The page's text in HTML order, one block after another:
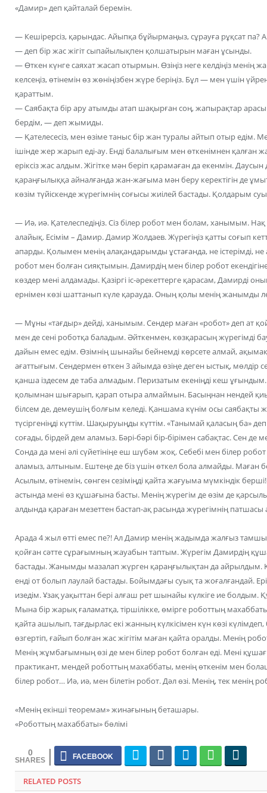
«Дамир» деп қайталай беремін.
— Кешірерсіз, қарындас. Айыпқа бұйырмаңыз, сұрауға рұқсат
— деп бір жас жігіт сыпайылықпен қолшатырын маған ұсынды.
— Өткен күнге саяхат жасап отырмын. Өзіңіз неге келдіңіз менің
келсеңіз, өтінемін өз жөніңізбен жүре беріңіз. Бұл — мен үшін
қараттым.
— Саябақта бір ару атымды атап шақырған соң, жапырақтар
бердім, — деп жымиды.
— Қателесесіз, мен өзіме таныс бір жан туралы айтып отыр едім.
ішінде жер жарып еді-ау. Енді балалығым мен өткенімнен қалған
еріксіз жас алдым. Жігітке мән беріп қарамаған да екенмін.
қараңғылыққа айналғанда жан-жағыма мән беру керектігін де
көзім түйіскенде жүрегімнің соғысы жиілей бастады. Қолдарым
— Иә, иә. Қателеспедіңіз. Сіз білер робот мен болам, ханымым.
алайық. Есімім – Дамир. Дамир Жолдаев. Жүрегіңіз қатты соғып
апарды. Қолымен менің алақандарымды ұстағанда, не істерімді,
робот мен болған сияқтымын. Дамирдің мен білер робот
көздер мені алдамады. Қазіргі іс-әрекеттерге қарасам, Дамирді
ернімен көзі шаттанып күле қарауда. Оның қолы менің жанымды
— Мұны «тағдыр» дейді, ханымым. Сендер маған «робот» деп ат
мен де сені роботқа баладым. Әйткенмен, көзқарасың жүрегімді
дайын емес едім. Өзімнің шынайы бейнемді көрсете алмай,
ағаттығым. Сендермен өткен 3 айымда өзіңе деген ыстық, мөлдір
қанша іздесем де таба алмадым. Перизатым екеніңді кеш
қолымнан шығарып, қарап отыра алмаймын. Басыңнан нендей
білсем де, демеушің болғым келеді. Қаншама күнім осы саябақты
түсіргеніңді күттім. Шақыруыңды күттім. «Танымай қаласың ба»
соғады, бірдей дем аламыз. Бәрі-бәрі бір-бірімен сабақтас. Сен де
Сонда да мені әлі сүйетініңе еш шүбәм жоқ. Себебі мен білер
аламыз, алтыным. Ештеңе де біз үшін өткел бола алмайды.
Асылым, өтінемін, сөнген сезіміңді қайта жағуыма мүмкіндік
астында мені өз құшағына басты. Менің жүрегім де өзім де
алдында қараған мезеттен бастап-ақ расында жүрегімнің патшасы
Арада 4 жыл өтті емес пе?! Ал Дамир менің жадымда жалғыз тамшы
қойған сәтте сұрағымның жауабын таптым. Жүрегім Дамирдің
бастады. Жанымды мазалап жүрген қараңғылықтан да айрылдым.
енді от болып лаулай бастады. Бойымдағы суық та жоғалғандай.
изедім. Ұзақ уақыттан бері алғаш рет шынайы күлкіге ие болдым.
Мына бір жарық ғаламатқа, тіршілікке, өмірге роботтың
қайта ашылып, тағдырлас екі жанның күлкісімен күн көзі күлімдеп,
өзгертіп, ғайып болған жас жігітім маған қайта оралды. Менің
Менің жұмбағымның өзі де мен білер робот болған еді. Мені
практикант, мендей роботтың махаббаты, менің өткенім мен
білер робот… Иә, иә, мен білетін робот. Дәл өзі. Менің, тек
«Менің екінші теоремам» жинағының беташары.
«Роботтың махаббаты» бөлімі
0
RELATED POSTS